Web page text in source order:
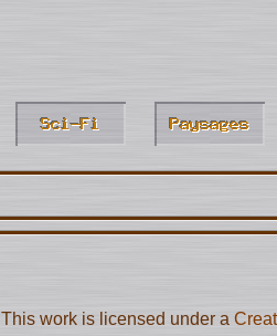
This work is licensed under a